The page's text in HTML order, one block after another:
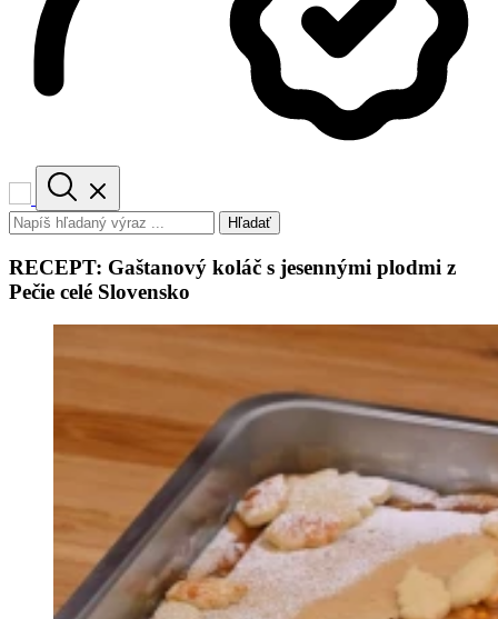
Hľadať
RECEPT: Gaštanový koláč s jesennými plodmi z
Pečie celé Slovensko